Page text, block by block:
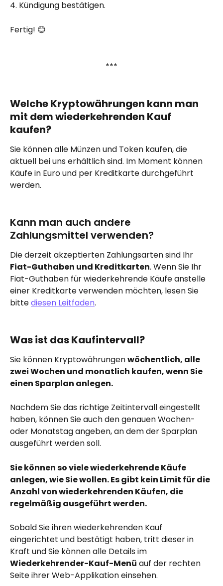
4. Kündigung bestätigen.
Fertig! 😊
***
Welche Kryptowährungen kann man
mit dem wiederkehrenden Kauf
kaufen?
Sie können alle Münzen und Token kaufen, die
aktuell bei uns erhältlich sind. Im Moment können
Käufe in Euro und per Kreditkarte durchgeführt
werden.
Kann man auch andere
Zahlungsmittel verwenden?
Die derzeit akzeptierten Zahlungsarten sind Ihr
Fiat-Guthaben und Kreditkarten. Wenn Sie Ihr
Fiat-Guthaben für wiederkehrende Käufe anstelle
einer Kreditkarte verwenden möchten, lesen Sie
bitte diesen Leitfaden.
Was ist das Kaufintervall?
Sie können Kryptowährungen wöchentlich, alle
zwei Wochen und monatlich kaufen, wenn Sie
einen Sparplan anlegen.
Nachdem Sie das richtige Zeitintervall eingestellt
haben, können Sie auch den genauen Wochen-
oder Monatstag angeben, an dem der Sparplan
ausgeführt werden soll.
Sie können so viele wiederkehrende Käufe
anlegen, wie Sie wollen. Es gibt kein Limit für die
Anzahl von wiederkehrenden Käufen, die
regelmäßig ausgeführt werden.
Sobald Sie ihren wiederkehrenden Kauf
eingerichtet und bestätigt haben, tritt dieser in
Kraft und Sie können alle Details im
Wiederkehrender-Kauf-Menü auf der rechten
Seite ihrer Web-Applikation einsehen.